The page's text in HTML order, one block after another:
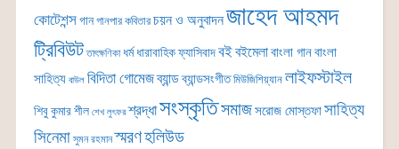
কোটেশন্সগান গানপার কবিতার চয়ন ও অনুবাদনজাহেদ আহমদ
ট্রিবিউট তাৎক্ষণিকা ধর্ম ধারাবাহিকফ্যাসিবাদবইবইমেলাবাংলা গানবাংলা
সাহিত্য বাউল বিদিতা গোমেজব্যান্ডব্যান্ডসংগীত মিউজিশিয়্যান লাইফস্টাইল
শিবু কুমার শীল শেখ লুৎফর শ্রদ্ধাসংস্কৃতিসমাজসরোজ মোস্তফাসাহিত্য
সিনেমা সুমন রহমান স্মরণহলিউড